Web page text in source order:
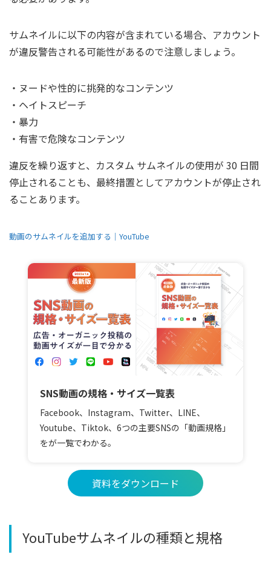
サムネイルに以下の内容が含まれている場合、アカウント
が違反警告される可能性があるので注意しましょう。
・ヌードや性的に挑発的なコンテンツ
・ヘイトスピーチ
・暴力
・有害で危険なコンテンツ
違反を繰り返すと、カスタム サムネイルの使用が 30 日間
停止されることも、最終措置としてアカウントが停止され
ることあります。
動画のサムネイルを追加する｜YouTube
SNS動画の規格・サイズ一覧表
Facebook、Instagram、Twitter、LINE、
Youtube、Tiktok、6つの主要SNSの「動画規格」
をが一覧でわかる。
資料をダウンロード
YouTubeサムネイルの種類と規格